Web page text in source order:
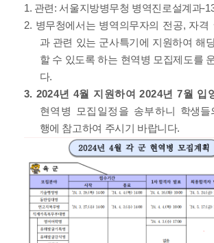
1. 관련: 서울지방병무청 병역진로설계과-
2. 병무청에서는 병역의무자의 전공, 자격
과 관련 있는 군사특기에 지원하여 해
할 수 있도록 하는 현역병 모집제도를
다.
3. 2024년 4월 지원하여 2024년 7월 입
현역병 모집일정을 송부하니
학생들
행에 참고하여 주시기 바랍니다.